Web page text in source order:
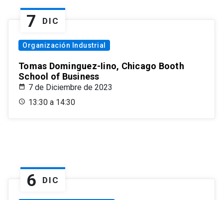
7 DIC
Organización Industrial
Tomas Dominguez-Iino, Chicago Booth
School of Business
7 de Diciembre de 2023
13:30 a 14:30
6 DIC